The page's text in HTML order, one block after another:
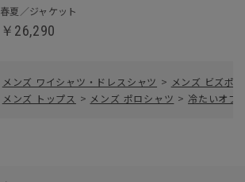
春夏／ジャケット
￥26,290
メンズ ワイシャツ・ドレスシャツ > メンズ ビズポロ
メンズ トップス > メンズ ポロシャツ > 冷たいオフ